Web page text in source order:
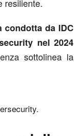
resiliente.
condotta da IDC
nel 2024
sottolinea la